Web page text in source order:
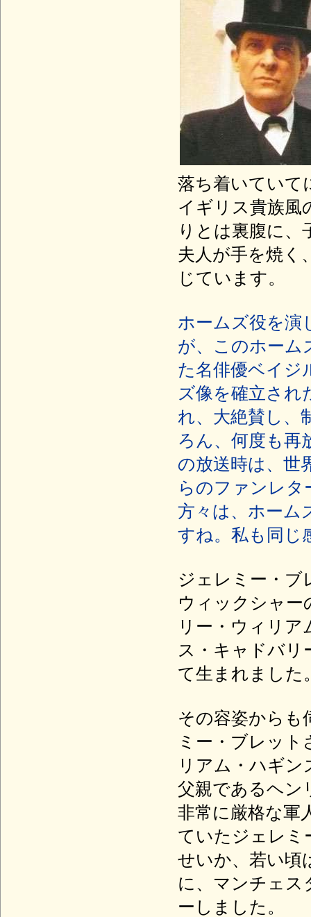
落ち着いていて
イギリス貴族風
りとは裏腹に
夫人が手を焼く
じています。
ホームズ役を演
が、このホーム
た名俳優ベイジ
ズ像を確立され
れ、大絶賛し、
ろん、何度も再
の放送時は、世
らのファンレ
方々は、ホーム
すね。私も同じ
ジェレミー・ブ
ウィックシャー
リー・ウィリ
ス・キャドバリ
て生まれました
その容姿からも
ミー・ブレッ
リアム・ハギン
父親であるヘン
非常に厳格な軍
ていたジェレミ
せいか、若い頃
に、マンチェス
ーしました。